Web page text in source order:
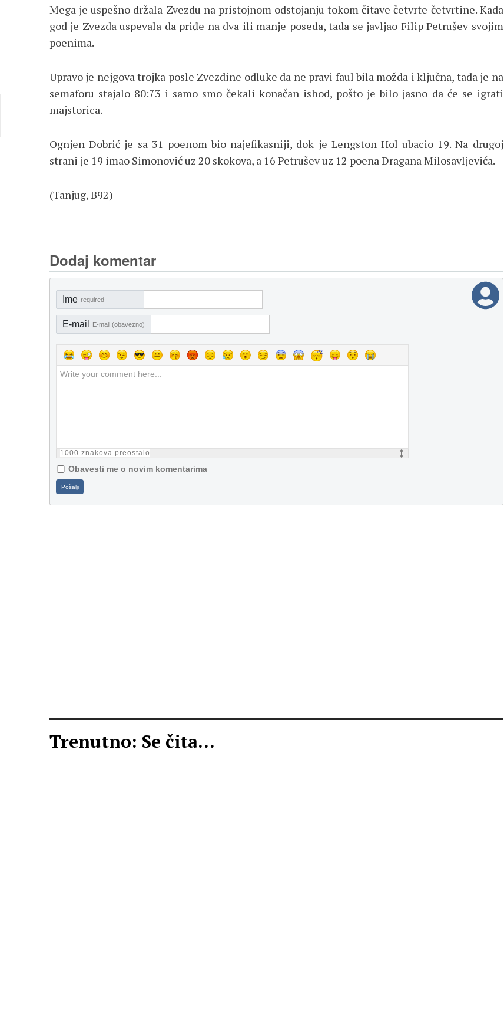
Mega je uspešno držala Zvezdu na pristojnom odstojanju tokom čitave četvrte četvrtine. Kada
god je Zvezda uspevala da priđe na dva ili manje poseda, tada se javljao Filip Petrušev svojim
poenima.
Upravo je nejgova trojka posle Zvezdine odluke da ne pravi faul bila možda i ključna, tada je na
semaforu stajalo 80:73 i samo smo čekali konačan ishod, pošto je bilo jasno da će se igrati
majstorica.
Ognjen Dobrić je sa 31 poenom bio najefikasniji, dok je Lengston Hol ubacio 19. Na drugoj
strani je 19 imao Simonović uz 20 skokova, a 16 Petrušev uz 12 poena Dragana Milosavljevića.
(Tanjug, B92)
Dodaj komentar
Ime required
E-mail E-mail (obavezno)
1000 znakova preostalo
Obavesti me o novim komentarima
Pošalji
Trenutno: Se čita...